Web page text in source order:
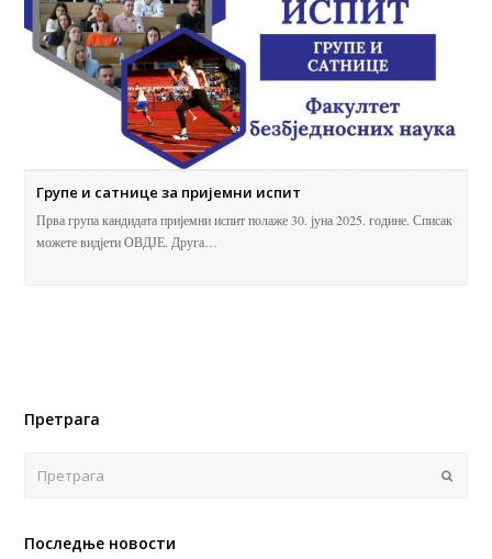
Групе и сатнице за пријемни испит
Прва група кандидата пријемни испит полаже 30. јуна 2025. године. Списак
можете видјети ОВДЈЕ. Друга…
Претрага
Последње новости